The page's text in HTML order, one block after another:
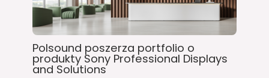
Polsound poszerza portfolio o
produkty Sony Professional Displays
and Solutions